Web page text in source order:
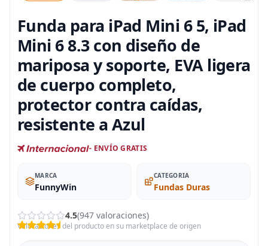
Funda para iPad Mini 6 5, iPad
Mini 6 8.3 con diseño de
mariposa y soporte, EVA ligera
de cuerpo completo,
protector contra caídas,
resistente a Azul
- ENVÍO GRATIS
MARCA
FunnyWin
CATEGORIA
Fundas Duras
4.5(947 valoraciones)
Valoraciones del producto en su marketplace de origen